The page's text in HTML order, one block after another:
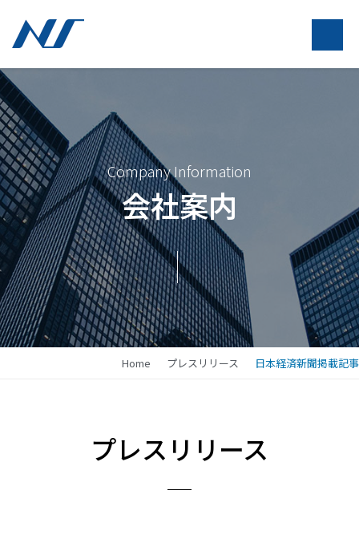
Company Information
会社案内
Home プレスリリース 日本経済新聞掲載記事
プレスリリース